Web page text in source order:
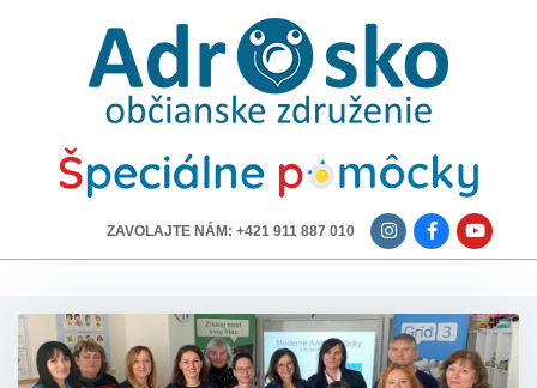
ADROSKO
OBČIANSKE
ZDRUŽENIE
ZAVOLAJTE NÁM: +421 911 887 010